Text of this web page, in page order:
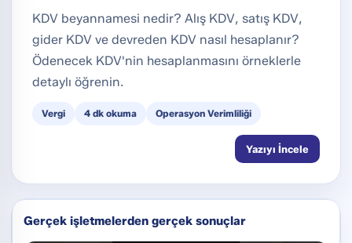
KDV beyannamesi nedir? Alış KDV, satış KDV,
gider KDV ve devreden KDV nasıl hesaplanır?
Ödenecek KDV'nin hesaplanmasını örneklerle
detaylı öğrenin.
Vergi 4 dk okuma Operasyon Verimliliği
Yazıyı İncele
Gerçek işletmelerden gerçek sonuçlar